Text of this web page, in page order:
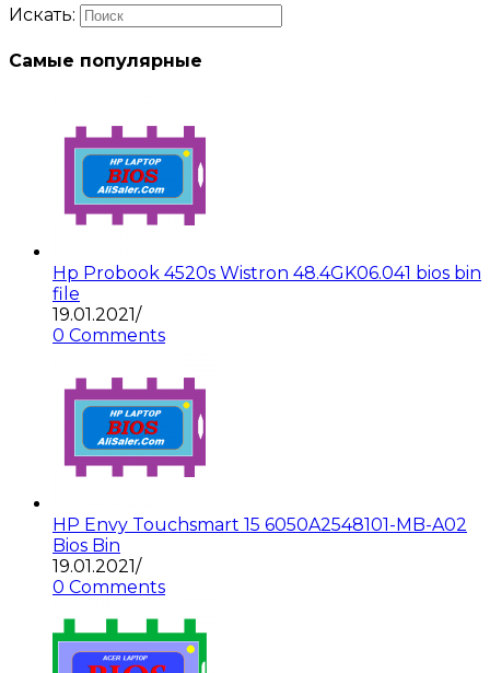
Искать:
Самые популярные
Hp Probook 4520s Wistron 48.4GK06.041 bios bin
file
19.01.2021/
0 Comments
HP Envy Touchsmart 15 6050A2548101-MB-A02
Bios Bin
19.01.2021/
0 Comments